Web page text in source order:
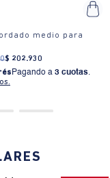
medio para
$ 202.930
Pagando a 3 cuotas.